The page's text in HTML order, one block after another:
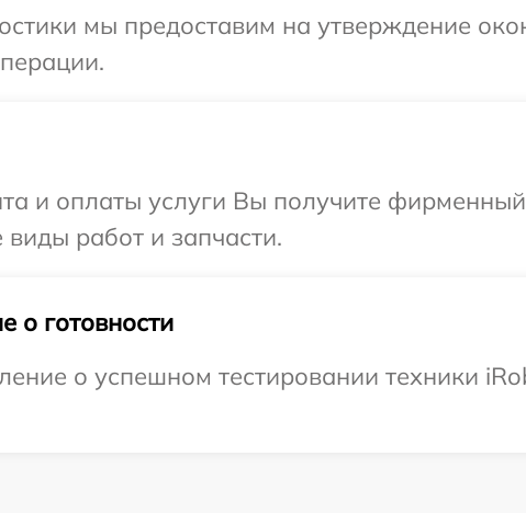
мы предоставим на утверждение
и оплаты услуги Вы получите
работ и запчасти.
о готовности
о успешном тестировании техники